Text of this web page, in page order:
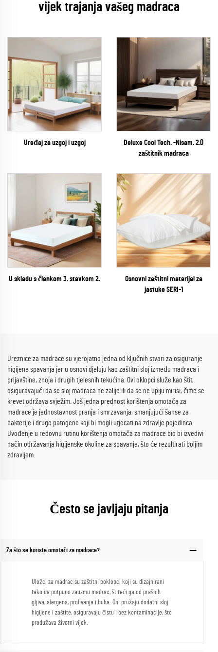
vijek trajanja vašeg madraca
Uređaj za uzgoj i uzgoj
Deluxe Cool Tech. -Nisam. 2.0
zaštitnik madraca
U skladu s člankom 3. stavkom 2.
Osnovni zaštitni materijal za
jastuke SERI-1
Ureznice za madrace su vjerojatno jedna od ključnih stvari za osiguranje
higijene spavanja jer u osnovi djeluju kao zaštitni sloj između madraca i
prljavštine, znoja i drugih tjelesnih tekućina. Ovi oklopci služe kao štit,
osiguravajući da se sloj madraca ne zalije ili da se ne upiju mirisi, čime se
krevet održava svježim. Još jedna prednost korištenja omotača za
madrace je jednostavnost pranja i smrzavanja, smanjujući šanse za
bakterije i druge patogene koji bi mogli utjecati na zdravlje pojedinca.
Uvođenje u redovnu rutinu korištenja omotača za madrace bio bi izvedivi
način održavanja higijenske okoline za spavanje, što će rezultirati boljim
zdravljem.
Često se javljaju pitanja
Za što se koriste omotači za madrace?
Uložci za madrac su zaštitni poklopci koji su dizajnirani
tako da potpuno zauzmu madrac, štiteći ga od prašnih
gljiva, alergena, prolivanja i buba. Oni pružaju dodatni sloj
higijene i zaštite, osiguravaju čistu i bez kontaminacije, što
produžava životni vijek.